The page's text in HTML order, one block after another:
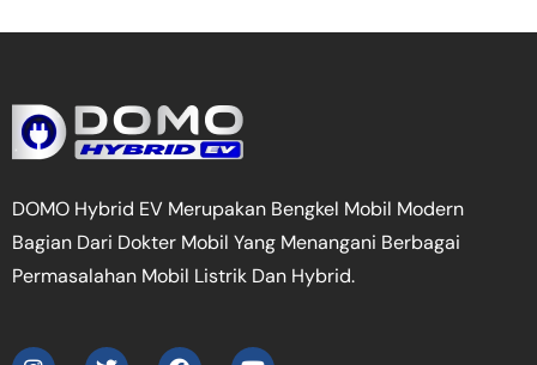
DOMO Hybrid EV Merupakan Bengkel Mobil Modern
Bagian Dari Dokter Mobil Yang Menangani Berbagai
Permasalahan Mobil Listrik Dan Hybrid.